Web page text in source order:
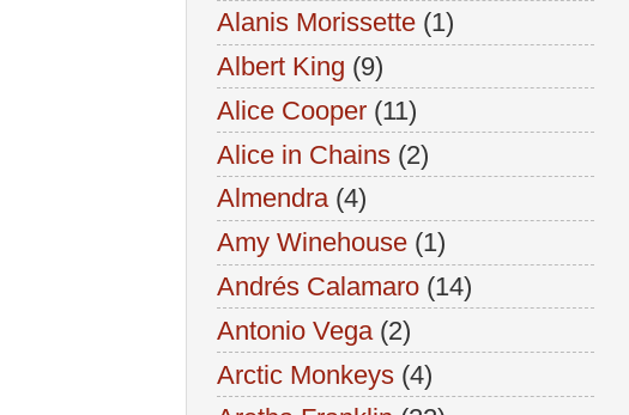
Alanis Morissette (1)
Albert King (9)
Alice Cooper (11)
Alice in Chains (2)
Almendra (4)
Amy Winehouse (1)
Andrés Calamaro (14)
Antonio Vega (2)
Arctic Monkeys (4)